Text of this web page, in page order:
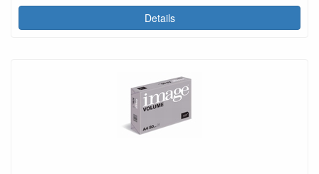
Details